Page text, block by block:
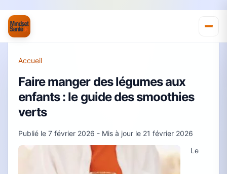
Accueil
Faire manger des légumes aux
enfants : le guide des smoothies
verts
Publié le 7 février 2026 - Mis à jour le 21 février 2026
Le